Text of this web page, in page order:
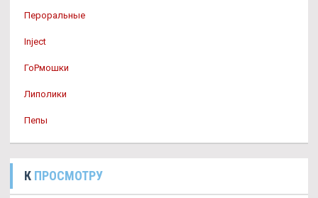
Пероральные
Inject
ГоРмошки
Липолики
Пепы
К ПРОСМОТРУ